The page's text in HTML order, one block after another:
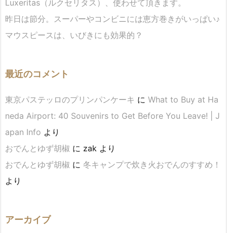
Luxeritas（ルクセリタス）、使わせて頂きます。
昨日は節分。スーパーやコンビニには恵方巻きがいっぱい♪
マウスピースは、いびきにも効果的？
最近のコメント
東京パステッロのプリンパンケーキ に What to Buy at Ha
neda Airport: 40 Souvenirs to Get Before You Leave! | J
apan Info より
おでんとゆず胡椒 に zak より
おでんとゆず胡椒 に 冬キャンプで炊き火おでんのすすめ！
より
アーカイブ